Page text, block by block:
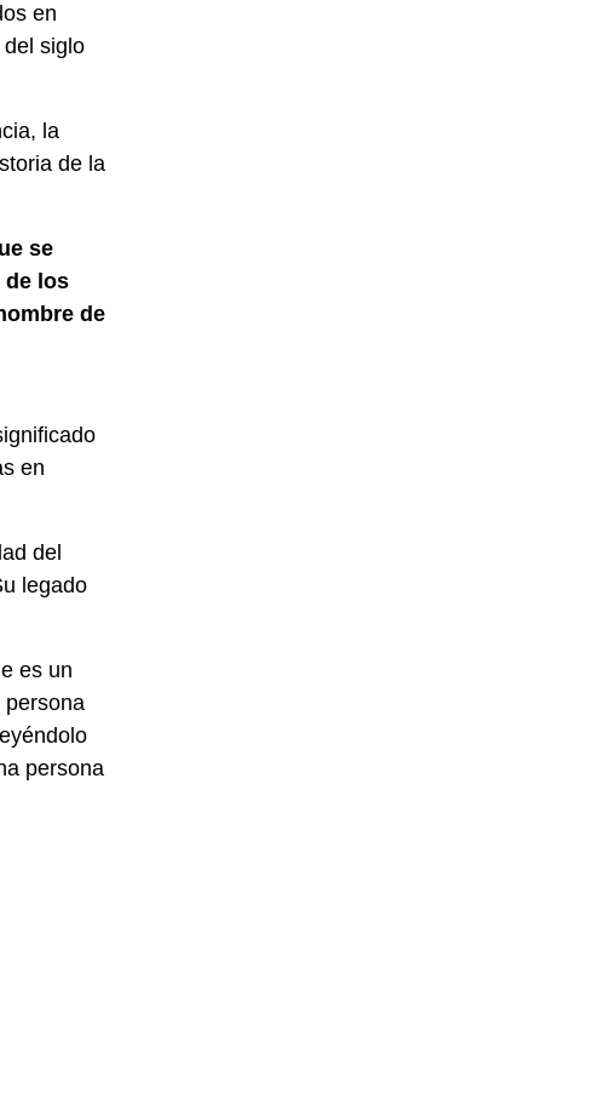
en
siglo
la
de la
se
de los
de
en
del
legado
es un
persona
persona